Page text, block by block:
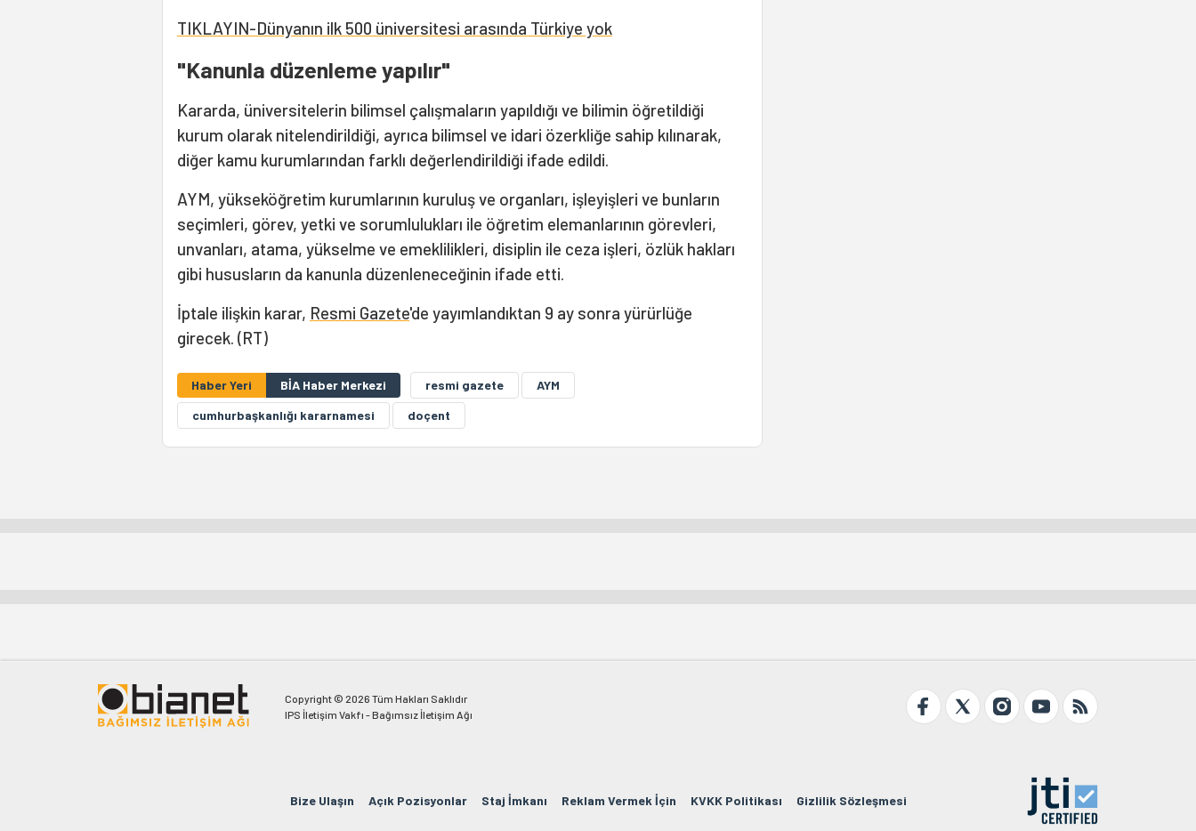
TIKLAYIN-Dünyanın ilk 500 üniversitesi arasında Türkiye yok
"Kanunla düzenleme yapılır"
Kararda, üniversitelerin bilimsel çalışmaların yapıldığı ve bilimin öğretildiği
kurum olarak nitelendirildiği, ayrıca bilimsel ve idari özerkliğe sahip kılınarak,
diğer kamu kurumlarından farklı değerlendirildiği ifade edildi.
AYM, yükseköğretim kurumlarının kuruluş ve organları, işleyişleri ve bunların
seçimleri, görev, yetki ve sorumlulukları ile öğretim elemanlarının görevleri,
unvanları, atama, yükselme ve emeklilikleri, disiplin ile ceza işleri, özlük hakları
gibi hususların da kanunla düzenleneceğinin ifade etti.
İptale ilişkin karar, Resmi Gazete'de yayımlandıktan 9 ay sonra yürürlüğe
girecek. (RT)
Haber Yeri BİA Haber Merkezi resmi gazete
AYM
cumhurbaşkanlığı kararnamesi
doçent
Copyright © 2026 Tüm Hakları Saklıdır
IPS İletişim Vakfı - Bağımsız İletişim Ağı
Bize Ulaşın Açık Pozisyonlar Staj İmkanı Reklam Vermek İçin KVKK Politikası Gizlilik Sözleşmesi